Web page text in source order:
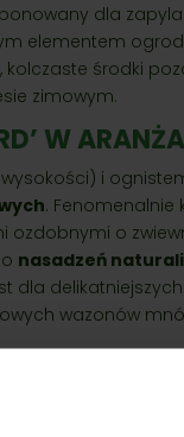
dla
elementem
kolczaste środki
zimowym.
W
i
. Fenomenalnie
ozdobnymi o
nasadzeń
dla
wazonów